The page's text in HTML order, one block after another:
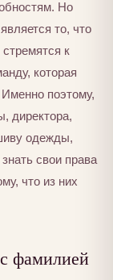
Но
то, что
к
которая
поэтому,
директора,
одежды,
свои права
что из них
фамилией